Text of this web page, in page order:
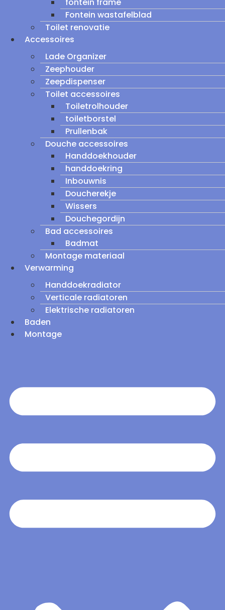
Fontein wastafelblad
Toilet renovatie
Accessoires
Lade Organizer
Zeephouder
Zeepdispenser
Toilet accessoires
Toiletrolhouder
toiletborstel
Prullenbak
Douche accessoires
Handdoekhouder
handdoekring
Inbouwnis
Doucherekje
Wissers
Douchegordijn
Bad accessoires
Badmat
Montage materiaal
Verwarming
Handdoekradiator
Verticale radiatoren
Elektrische radiatoren
Baden
Montage